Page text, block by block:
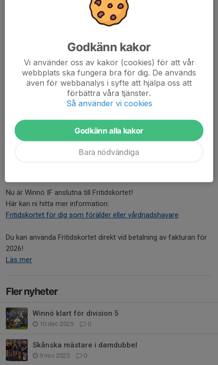
Nu är Winnö IF anslutna till Fritidskortet!
Här kan ni hitta mer information:
Fritidskortet för dig som förälder eller vårdnadshavare
Du kan använda Fritidskortet direkt vid betalning av fakturan för
2026!
Läs mer
Fler nyheter
Winnö klart för division 5
10 dec 2025 0
Skånska mästare i damdubbel
9 nov 2025 0
Godkänn kakor
Vi använder oss av kakor (cookies) för att vår
webbplats ska fungera bra för dig. De används
även för webbanalys i syfte att hjälpa oss att
förbättra våra tjänster.
Så använder vi cookies
Godkänn alla kakor
Bara nödvändiga